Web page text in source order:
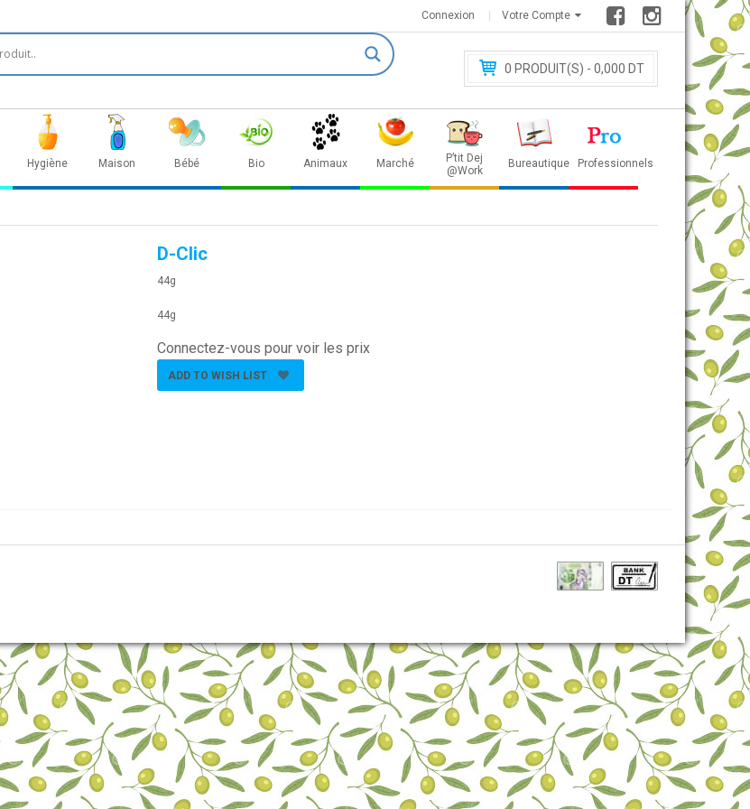
Votre Compte
Connexion
0 PRODUIT(S) - 0,000 DT
Hygiène Maison Bébé Bio Animaux Marché
P’tit Dej
@Work
Bureautique Professionnels
D-Clic
44g
44g
Connectez-vous pour voir les prix
ADD TO WISH LIST